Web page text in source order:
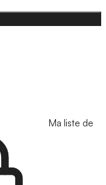
Ma liste de